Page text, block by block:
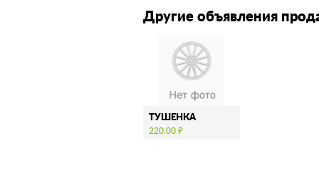
Другие объявления
ТУШЕНКА
220.00 ₽